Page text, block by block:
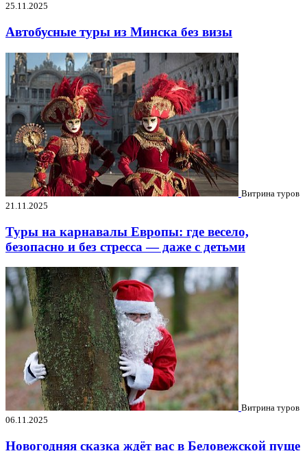
25.11.2025
Автобусные туры из Минска без визы
Витрина туров
21.11.2025
Туры на карнавалы Европы: где весело,
безопасно и без стресса — даже с детьми
Витрина туров
06.11.2025
Новогодняя сказка ждёт вас в Беловежской пуще